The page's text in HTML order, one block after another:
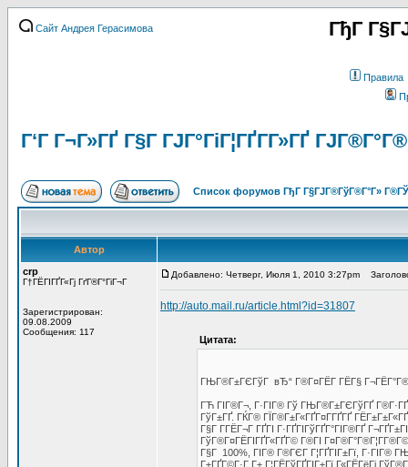
Сайт Андрея Герасимова ГђГ
Правила
Г‘Г Г¬Г»ГҐ Г§Г ГЈГ°ГіГ¦ГҐГ­Г»ГҐ
Список форумов ГђГ Г§ГЈГ®ГўГ®Г°Г»
Автор
crp
Г†ГЁГІГҐГ«Гј ГґГ®Г°ГіГ¬Г
Зарегистрирован:
09.08.2009
Сообщения: 117
Добавлено: Четверг, Июля 1, 2010 3:27pm
http://auto.mail.ru/article.html?id=31807
Цитата:
ГЊГ®Г±ГЄГўГ вЂ“ Г®Г¤ГЁГ­ ГЁГ§
ГЋ ГІГ®Г¬, Г·ГІГ® Гў ГЊГ®Г±ГЄГўГҐ
ГўГ±ГҐ. ГЌГ® ГЇГ®Г±Г«ГҐГ¤Г­ГҐГҐ
Г§Г Г­ГЁГ¬Г ГҐГІ Г·ГҐГІГўГҐГ°ГІГ®ГҐ
ГўГ®Г¤ГЁГІГҐГ«ГҐГ© Г®ГІ Г¤Г®Г°Г®Г¦Г­Г®Г©
Г§Г 100%, ГІГ® Г®ГЄГ Г¦ГҐГІГ±Гї, Г·ГІГ®
Г±ГҐГ©Г·Г Г± Г¦ГЁГўГҐГІГ±Гї Г«ГЁГёГј